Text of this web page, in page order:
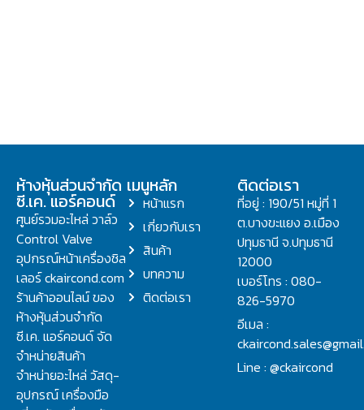
ห้างหุ้นส่วนจำกัด
ซี.เค. แอร์คอนด์
ศูนย์รวมอะไหล่ วาล์ว
Control Valve
อุปกรณ์หน้าเครื่องชิล
เลอร์ ckaircond.com
ร้านค้าออนไลน์ ของ
ห้างหุ้นส่วนจำกัด
ซี.เค. แอร์คอนด์ จัด
จำหน่ายสินค้า
จำหน่ายอะไหล่ วัสดุ-
อุปกรณ์ เครื่องมือ
เมนูหลัก
หน้าแรก
เกี่ยวกับเรา
สินค้า
บทความ
ติดต่อเรา
ติดต่อเรา
ที่อยู่ : 190/51 หมู่ที่ 1
ต.บางขะแยง อ.เมือง
ปทุมธานี จ.ปทุมธานี
12000
เบอร์โทร : 080-
826-5970
อีเมล :
Line : @ckaircond